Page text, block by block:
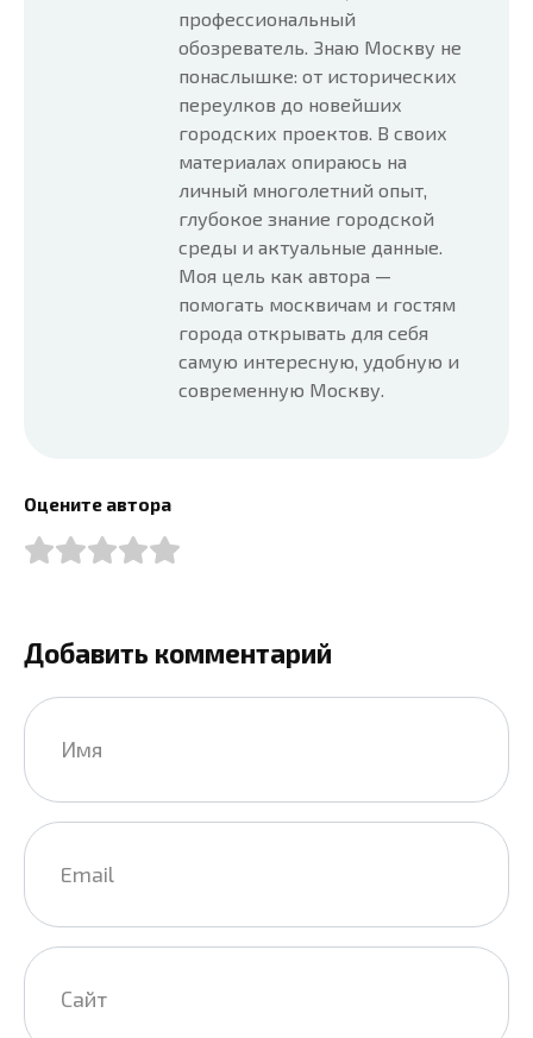
профессиональный
обозреватель. Знаю Москву не
понаслышке: от исторических
переулков до новейших
городских проектов. В своих
материалах опираюсь на
личный многолетний опыт,
глубокое знание городской
среды и актуальные данные.
Моя цель как автора —
помогать москвичам и гостям
города открывать для себя
самую интересную, удобную и
современную Москву.
Оцените автора
Добавить комментарий
Имя
Email
Сайт